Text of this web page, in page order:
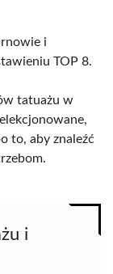
i
TOP 8.
tatuażu w
to, aby znaleźć
i